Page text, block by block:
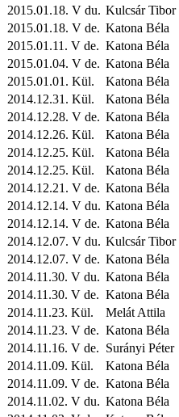
2015.01.18. V du. Kulcsár Tibor
2015.01.18. V de. Katona Béla
2015.01.11. V de. Katona Béla
2015.01.04. V de. Katona Béla
2015.01.01. Kül. Katona Béla
2014.12.31. Kül. Katona Béla
2014.12.28. V de. Katona Béla
2014.12.26. Kül. Katona Béla
2014.12.25. Kül. Katona Béla
2014.12.25. Kül. Katona Béla
2014.12.21. V de. Katona Béla
2014.12.14. V du. Katona Béla
2014.12.14. V de. Katona Béla
2014.12.07. V du. Kulcsár Tibor
2014.12.07. V de. Katona Béla
2014.11.30. V du. Katona Béla
2014.11.30. V de. Katona Béla
2014.11.23. Kül. Melát Attila
2014.11.23. V de. Katona Béla
2014.11.16. V de. Surányi Péter
2014.11.09. Kül. Katona Béla
2014.11.09. V de. Katona Béla
2014.11.02. V du. Katona Béla